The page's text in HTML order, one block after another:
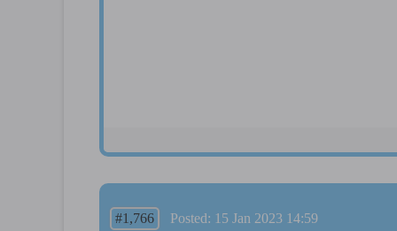
#1,766 Posted: 15 Jan 2023 14:59